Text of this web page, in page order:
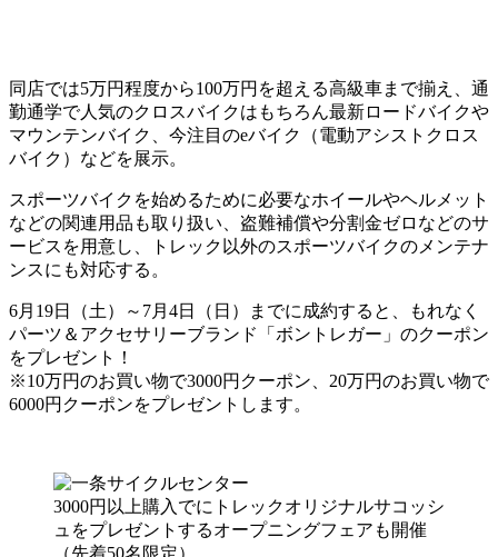
同店では5万円程度から100万円を超える高級車まで揃え、通
勤通学で人気のクロスバイクはもちろん最新ロードバイクや
マウンテンバイク、今注目のeバイク（電動アシストクロス
バイク）などを展示。
スポーツバイクを始めるために必要なホイールやヘルメット
などの関連用品も取り扱い、盗難補償や分割金ゼロなどのサ
ービスを用意し、トレック以外のスポーツバイクのメンテナ
ンスにも対応する。
6月19日（土）～7月4日（日）までに成約すると、もれなく
パーツ＆アクセサリーブランド「ボントレガー」のクーポン
をプレゼント！
※10万円のお買い物で3000円クーポン、20万円のお買い物で
6000円クーポンをプレゼントします。
3000円以上購入でにトレックオリジナルサコッシ
ュをプレゼントするオープニングフェアも開催
（先着50名限定）